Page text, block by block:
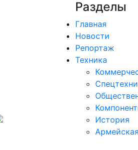
Разделы
Главная
Новости
Репортаж
Техника
История